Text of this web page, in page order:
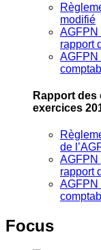
modifié
AGFPN
rapport
AGFPN
Rapport
exercices
de
AGFPN
rapport
AGFPN
Focus